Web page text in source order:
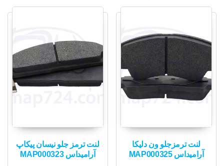
لنت ترمزجلو ون دلیکا
آرامیداس MAP000325
لنت ترمز جلو نیسان پیکاپ
آرامیداس MAP000323